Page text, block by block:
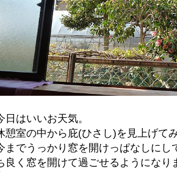
日はいいお天気。
憩室の中から庇(ひさし)を見上げてみ
までうっかり窓を開けっぱなしに
良く窓を開けて過ごせるようになり